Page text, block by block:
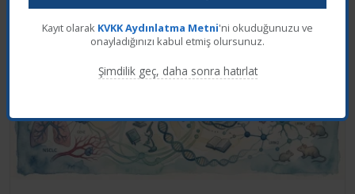
Kayıt olarak KVKK Aydınlatma Metni'ni okuduğunuzu ve
onayladığınızı kabul etmiş olursunuz.
Şimdilik geç, daha sonra hatırlat